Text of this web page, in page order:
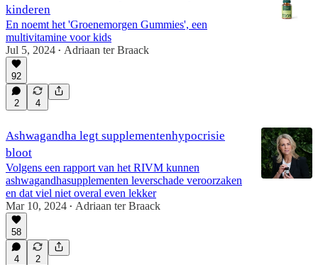
kinderen
En noemt het 'Groenemorgen Gummies', een
multivitamine voor kids
Jul 5, 2024 • Adriaan ter Braack
92
2 4
Ashwagandha legt supplementenhypocrisie
bloot
Volgens een rapport van het RIVM kunnen
ashwagandhasupplementen leverschade veroorzaken
en dat viel niet overal even lekker
Mar 10, 2024 • Adriaan ter Braack
58
4 2